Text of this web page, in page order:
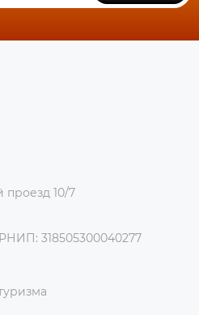
проезд 10/7
318505300040277